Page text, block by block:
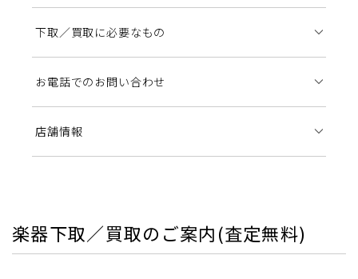
下取／買取に必要なもの
お電話でのお問い合わせ
店舗情報
楽器下取／買取のご案内(査定無料)